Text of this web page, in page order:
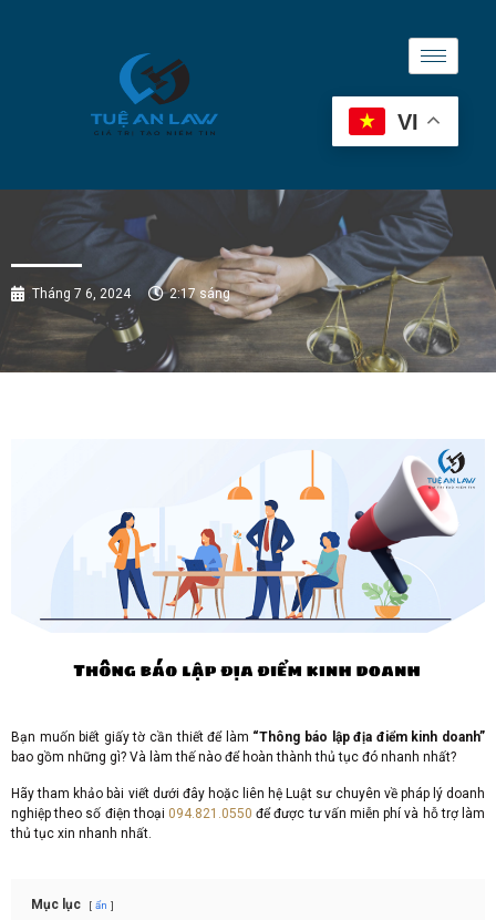
VI
Tháng 7 6, 2024 2:17 sáng
Bạn muốn biết giấy tờ cần thiết để làm “Thông báo lập địa điểm kinh doanh”
bao gồm những gì? Và làm thế nào để hoàn thành thủ tục đó nhanh nhất?
Hãy tham khảo bài viết dưới đây hoặc liên hệ Luật sư chuyên về pháp lý doanh
nghiệp theo số điện thoại 094.821.0550 để được tư vấn miễn phí và hỗ trợ làm
thủ tục xin nhanh nhất.
Mục lục ẩn